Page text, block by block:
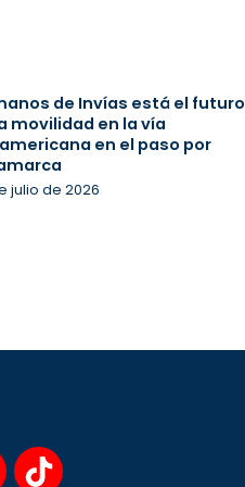
de Invías está el futuro
movilidad en la vía
en el paso por
julio de 2026
T